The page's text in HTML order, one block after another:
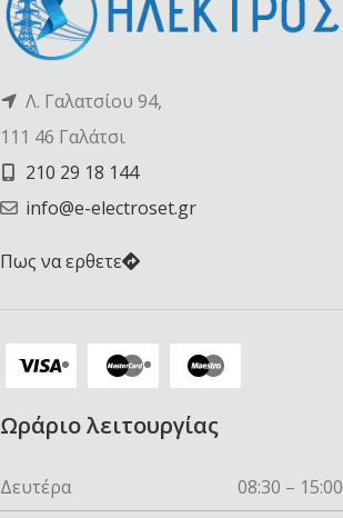
Λ. Γαλατσίου 94,
111 46 Γαλάτσι
210 29 18 144
info@e-electroset.gr
Πως να ερθετε
Ωράριο λειτουργίας
Δευτέρα 08:30 – 15:00